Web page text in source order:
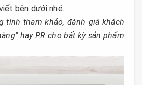
bên dưới nhé.
tính tham khảo, đánh giá khách
hay PR cho bất kỳ sản phẩm